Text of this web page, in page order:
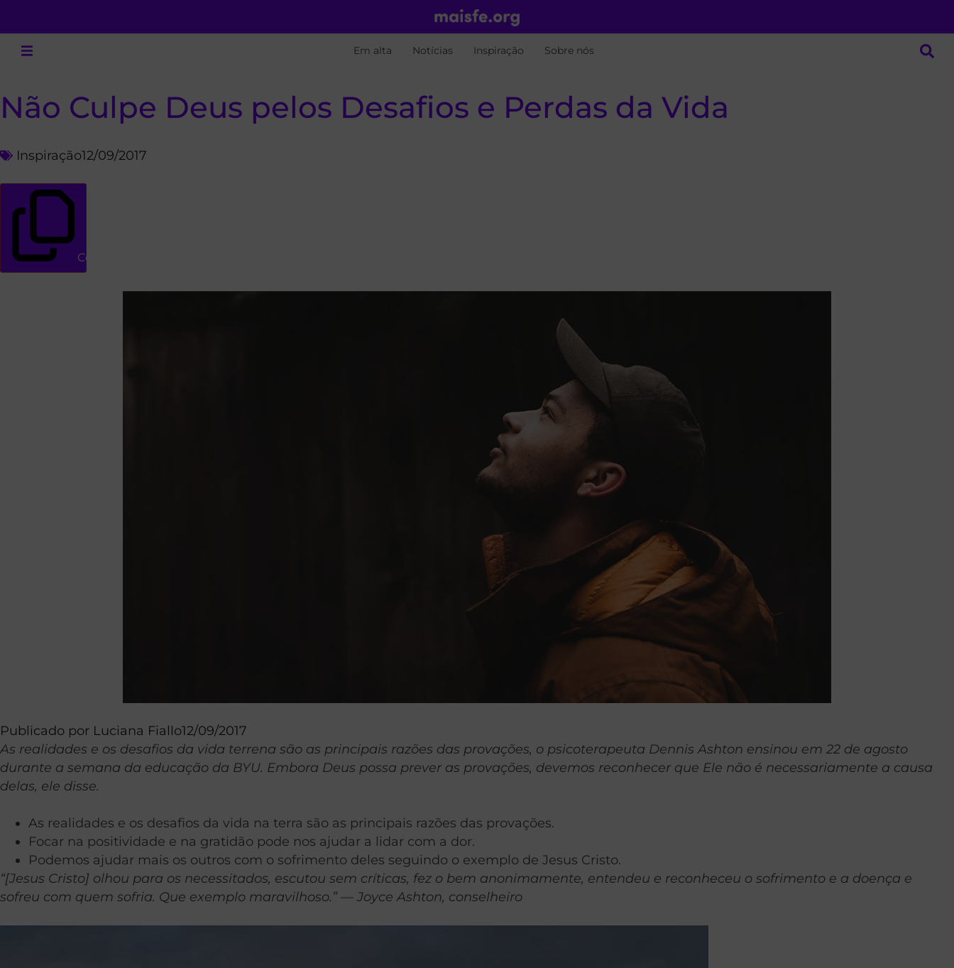
Em alta Notícias Inspiração Sobre nós
Não Culpe Deus pelos Desafios e Perdas da Vida
Inspiração12/09/2017
Copiar link
Publicado por Luciana Fiallo12/09/2017
As realidades e os desafios da vida terrena são as principais razões das provações, o psicoterapeuta Dennis Ashton ensinou em 22 de agosto
durante a semana da educação da BYU. Embora Deus possa prever as provações, devemos reconhecer que Ele não é necessariamente a causa
delas, ele disse.
As realidades e os desafios da vida na terra são as principais razões das provações.
Focar na positividade e na gratidão pode nos ajudar a lidar com a dor.
Podemos ajudar mais os outros com o sofrimento deles seguindo o exemplo de Jesus Cristo.
“[Jesus Cristo] olhou para os necessitados, escutou sem críticas, fez o bem anonimamente, entendeu e reconheceu o sofrimento e a doença e
sofreu com quem sofria. Que exemplo maravilhoso.” — Joyce Ashton, conselheiro